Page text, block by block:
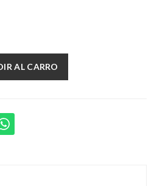
AL CARRO